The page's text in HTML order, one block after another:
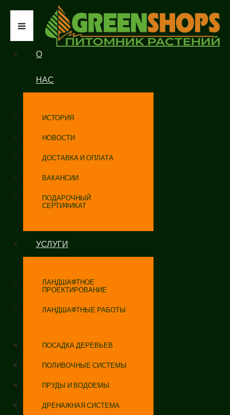
О
НАС
ИСТОРИЯ
НОВОСТИ
ДОСТАВКА И ОПЛАТА
ВАКАНСИИ
ПОДАРОЧНЫЙ
СЕРТИФИКАТ
УСЛУГИ
ЛАНДШАФТНОЕ
ПРОЕКТИРОВАНИЕ
ЛАНДШАФТНЫЕ РАБОТЫ
ПОСАДКА ДЕРЕВЬЕВ
ПОЛИВОЧНЫЕ СИСТЕМЫ
ПРУДЫ И ВОДОЕМЫ
ДРЕНАЖНАЯ СИСТЕМА